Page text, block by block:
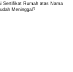
Sertifikat Rumah atas Nama
Meninggal?